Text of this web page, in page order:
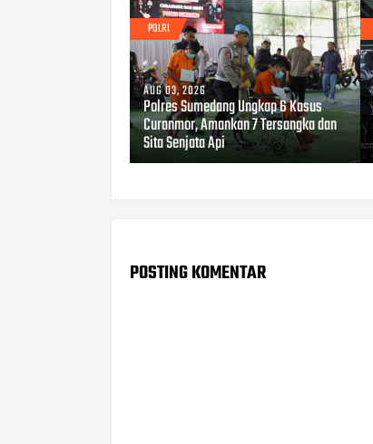
POLRI
AUG 03, 2026
Polres Sumedang Ungkap 6 Kasus
Curanmor, Amankan 7 Tersangka dan
Sita Senjata Api
POSTING KOMENTAR